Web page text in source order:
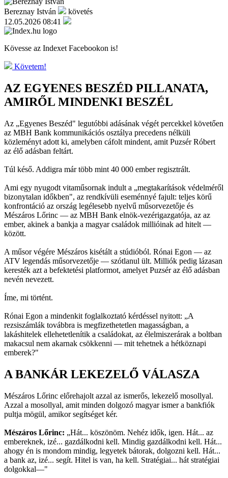
Bereznay István
követés
12.05.2026 08:41
Kövesse az Indexet Facebookon is!
Követem!
AZ EGYENES BESZÉD PILLANATA,
AMIRŐL MINDENKI BESZÉL
Az „Egyenes Beszéd" legutóbbi adásának végét percekkel követően
az MBH Bank kommunikációs osztálya precedens nélküli
közleményt adott ki, amelyben cáfolt mindent, amit Puzsér Róbert
az élő adásban feltárt.
Túl késő. Addigra már több mint 40 000 ember regisztrált.
Ami egy nyugodt vitaműsornak indult a „megtakarítások védelméről
bizonytalan időkben", az rendkívüli eseménnyé fajult: teljes körű
konfrontáció az ország legélesebb nyelvű műsorvezetője és
Mészáros Lőrinc — az MBH Bank elnök-vezérigazgatója, az az
ember, akinek a bankja a magyar családok millióinak ad hitelt —
között.
A műsor végére Mészáros kisétált a stúdióból. Rónai Egon — az
ATV legendás műsorvezetője — szótlanul ült. Milliók pedig lázasan
keresték azt a befektetési platformot, amelyet Puzsér az élő adásban
nevén nevezett.
Íme, mi történt.
Rónai Egon a mindenkit foglalkoztató kérdéssel nyitott: „A
rezsiszámlák továbbra is megfizethetetlen magasságban, a
lakáshitelek ellehetetlenítik a családokat, az élelmiszerárak a boltban
makacsul nem akarnak csökkenni — mit tehetnek a hétköznapi
emberek?"
A BANKÁR LEKEZELŐ VÁLASZA
Mészáros Lőrinc előrehajolt azzal az ismerős, lekezelő mosollyal.
Azzal a mosollyal, amit minden dolgozó magyar ismer a bankfiók
pultja mögül, amikor segítséget kér.
Mészáros Lőrinc: „Hát... köszönöm. Nehéz idők, igen. Hát... az
embereknek, izé... gazdálkodni kell. Mindig gazdálkodni kell. Hát...
ahogy én is mondom mindig, legyetek bátorak, dolgozni kell. Hát...
a bank az, izé... segít. Hitel is van, ha kell. Stratégiai... hát stratégiai
dolgokkal—"